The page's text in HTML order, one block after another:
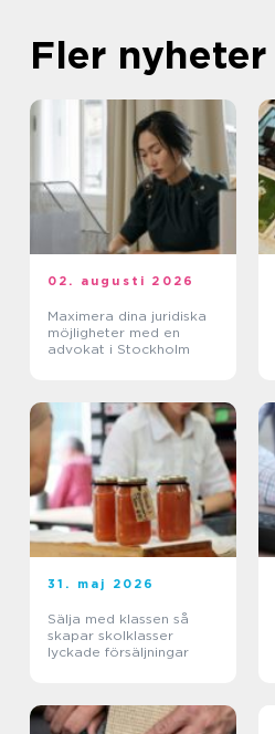
Fler nyheter
02. augusti 2026
Maximera dina juridiska
möjligheter med en
advokat i Stockholm
31. maj 2026
Sälja med klassen så
skapar skolklasser
lyckade försäljningar